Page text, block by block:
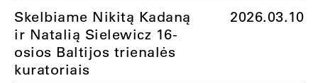
Skelbiame Nikitą Kadaną
ir Natalią Sielewicz 16-
osios Baltijos trienalės
kuratoriais
2026.03.10